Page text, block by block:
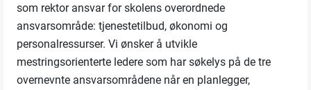
som rektor ansvar for skolens overordnede
ansvarsområde: tjenestetilbud, økonomi og
personalressurser. Vi ønsker å utvikle
mestringsorienterte ledere som har søkelys på de tre
overnevnte ansvarsområdene når en planlegger,